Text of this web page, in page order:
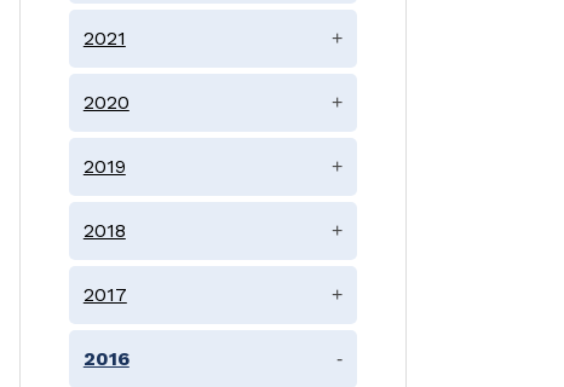
2021 +
2020 +
2019 +
2018 +
2017 +
2016 -